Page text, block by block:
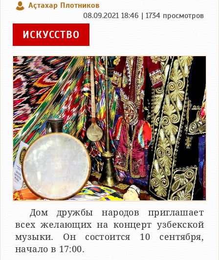
Аçтахар Плотников
08.09.2021 18:46 | 1734 просмотров
ИСКУССТВО
Дом дружбы народов приглашает
всех желающих на концерт узбекской
музыки. Он состоится 10 сентября,
начало в 17:00.